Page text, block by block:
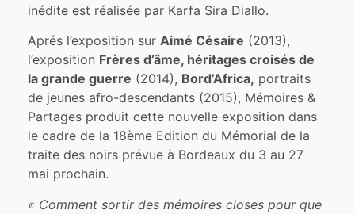
inédite est réalisée par Karfa Sira Diallo.
Aprés l’exposition surAimé Césaire (2013),
l’exposition Frères d’âme, héritages croisés de
la grande guerre (2014), Bord’Africa, portraits
de jeunes afro-descendants (2015), Mémoires &
Partages produit cette nouvelle exposition dans
le cadre de la 18ème Edition du Mémorial de la
traite des noirs prévue à Bordeaux du 3 au 27
mai prochain.
« Comment sortir des mémoires closes pour que